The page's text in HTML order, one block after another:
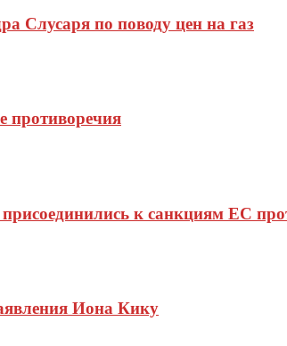
Слусаря по поводу цен на газ
противоречия
к санкциям ЕС
Иона Кику